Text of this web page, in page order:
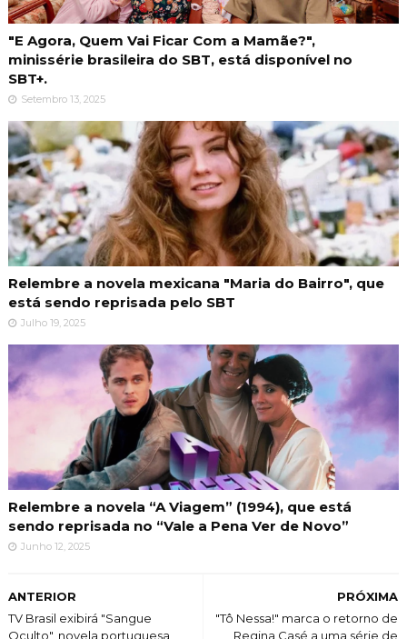
"E Agora, Quem Vai Ficar Com a Mamãe?",
minissérie brasileira do SBT, está disponível no
SBT+.
Setembro 13, 2025
Relembre a novela mexicana "Maria do Bairro", que
está sendo reprisada pelo SBT
Julho 19, 2025
Relembre a novela “A Viagem” (1994), que está
sendo reprisada no “Vale a Pena Ver de Novo”
Junho 12, 2025
PRÓXIMA
"Tô Nessa!" marca o retorno de
Regina Casé a uma série de
ANTERIOR
TV Brasil exibirá "Sangue
Oculto", novela portuguesa